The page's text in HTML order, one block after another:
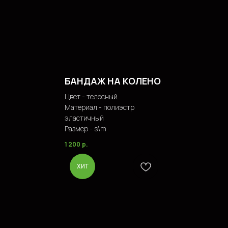
БАНДАЖ НА КОЛЕНО
Цвет - телесный
Материал - полиэстр
эластичный
Размер - s\m
1 200 р.
ХИТ